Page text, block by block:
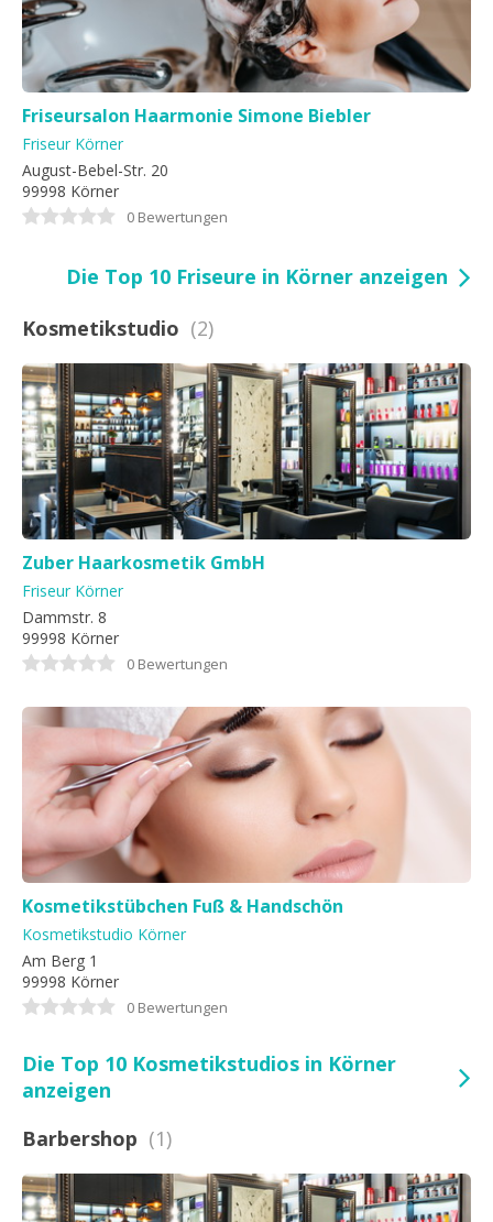
Friseursalon Haarmonie Simone Biebler
Friseur Körner
August-Bebel-Str. 20
99998 Körner
0 Bewertungen
Die Top 10 Friseure in Körner anzeigen
Kosmetikstudio (2)
Zuber Haarkosmetik GmbH
Friseur Körner
Dammstr. 8
99998 Körner
0 Bewertungen
Kosmetikstübchen Fuß & Handschön
Kosmetikstudio Körner
Am Berg 1
99998 Körner
0 Bewertungen
Die Top 10 Kosmetikstudios in Körner
anzeigen
Barbershop (1)